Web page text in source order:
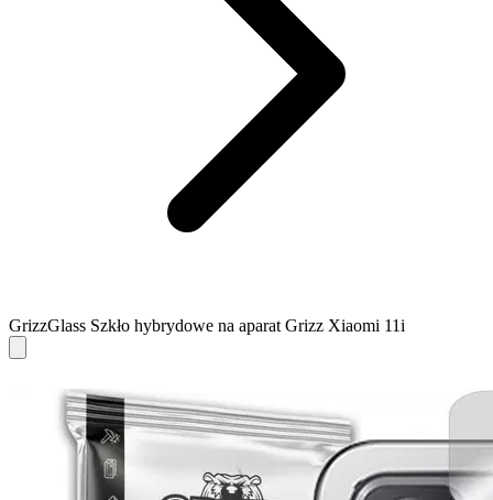
GrizzGlass Szkło hybrydowe na aparat Grizz Xiaomi 11i